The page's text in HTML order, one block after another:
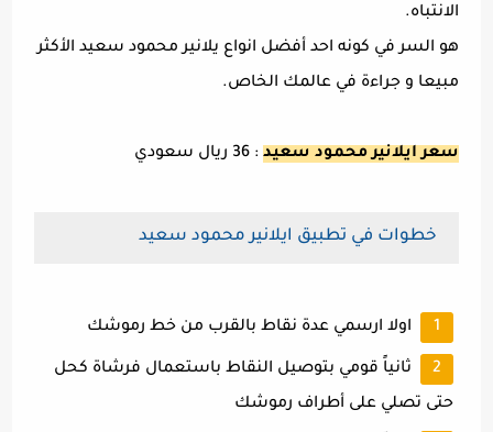
الانتباه.
هو السر في كونه احد أفضل انواع يلانير محمود سعيد الأكثر
مبيعا و جراءة في عالمك الخاص.
سعر ايلانير محمود سعيد : 36 ريال سعودي
خطوات في تطبيق ايلانير محمود سعيد
اولا ارسمي عدة نقاط بالقرب من خط رموشك
ثانياً قومي بتوصيل النقاط باستعمال فرشاة كحل
حتى تصلي على أطراف رموشك